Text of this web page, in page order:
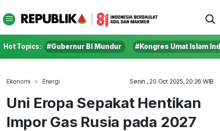
Hot Topics: #Gubernur BI Mundur #Kongres Umat Islam
Ekonomi Energi Senin , 20 Oct 2025, 20:26 WIB
Uni Eropa Sepakat Hentikan
Impor Gas Rusia pada 2027